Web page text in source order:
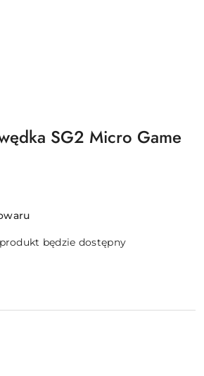
SG2 Micro Game
będzie dostępny